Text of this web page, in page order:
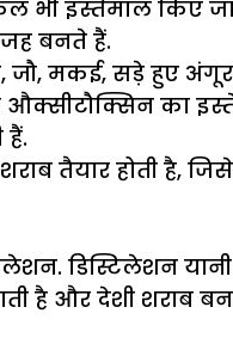
भी इस्तेमाल
बनते हैं.
मकई, सड़े हुए
औक्सीटौक्सिन का
हैं.
तैयार होती है,
डिस्टिलेशन
है और देशी शराब